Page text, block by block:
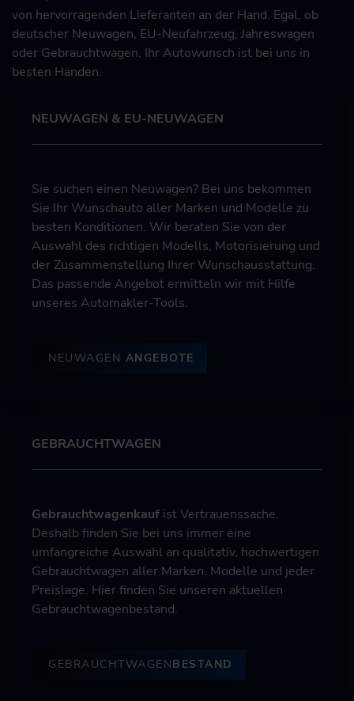
von hervorragenden Lieferanten an der Hand. Egal, ob
deutscher Neuwagen, EU-Neufahrzeug, Jahreswagen
oder Gebrauchtwagen, Ihr Autowunsch ist bei uns in
besten Händen.
NEUWAGEN & EU-NEUWAGEN
Sie suchen einen Neuwagen? Bei uns bekommen
Sie Ihr Wunschauto aller Marken und Modelle zu
besten Konditionen. Wir beraten Sie von der
Auswahl des richtigen Modells, Motorisierung und
der Zusammenstellung Ihrer Wunschausstattung.
Das passende Angebot ermitteln wir mit Hilfe
unseres Automakler-Tools.
NEUWAGEN ANGEBOTE
GEBRAUCHTWAGEN
Gebrauchtwagenkauf ist Vertrauenssache.
Deshalb finden Sie bei uns immer eine
umfangreiche Auswahl an qualitativ, hochwertigen
Gebrauchtwagen aller Marken, Modelle und jeder
Preislage. Hier finden Sie unseren aktuellen
Gebrauchtwagenbestand.
GEBRAUCHTWAGENBESTAND